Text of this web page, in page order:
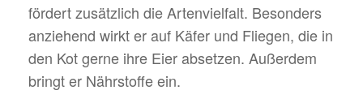
fördert zusätzlich die Artenvielfalt. Besonders
anziehend wirkt er auf Käfer und Fliegen, die in
den Kot gerne ihre Eier absetzen. Außerdem
bringt er Nährstoffe ein.